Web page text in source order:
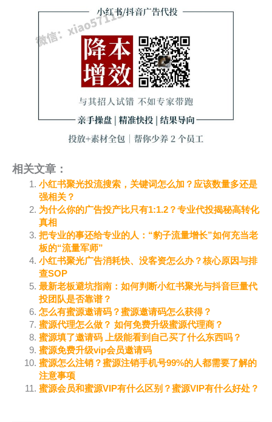
相关文章：
小红书聚光投流搜索，关键词怎么加？应该数量多还是
强相关？
为什么你的广告投产比只有1:1.2？专业代投揭秘高转化
真相
把专业的事还给专业的人：“豹子流量增长”如何充当老
板的“流量军师”
小红书聚光广告消耗快、没客资怎么办？核心原因与排
查SOP
最新老板避坑指南：如何判断小红书聚光与抖音巨量代
投团队是否靠谱？
怎么有蜜源邀请码？蜜源邀请码怎么获得？
蜜源代理怎么做？ 如何免费升级蜜源代理商？
蜜源填了邀请码 上级能看到自己买了什么东西吗？
蜜源免费升级vip会员邀请码
蜜源怎么注销？蜜源注销手机号99%的人都需要了解的
注意事项
蜜源会员和蜜源VIP有什么区别？蜜源VIP有什么好处？